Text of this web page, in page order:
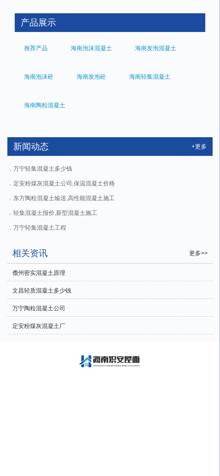
产品展示
推荐产品 海南泡沫混凝土 海南发泡混凝土
海南泡沫砼 海南发泡砼 海南轻集混凝土
海南陶粒混凝土
新闻动态 +更多
万宁轻集混凝土多少钱
定安粉煤灰混凝土公司,保温混凝土价格
东方陶粒混凝土输送,高性能混凝土施工
轻集混凝土报价,新型混凝土施工
万宁轻集混凝土工程
相关资讯 更多>>
儋州密实混凝土原理
文昌轻质混凝土多少钱
万宁陶粒混凝土公司
定安粉煤灰混凝土厂